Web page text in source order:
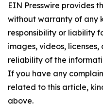
EIN Presswire provides
without warranty of any
responsibility or liability
images, videos,
reliability of the
If you have any
related to this article,
above.